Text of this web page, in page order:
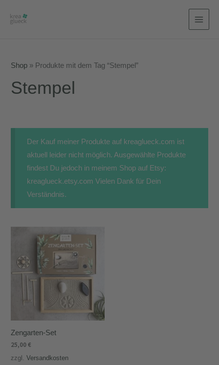
Inhalt
Shop » Produkte mit dem Tag “Stempel”
Stempel
Der Kauf meiner Produkte auf kreaglueck.com ist
aktuell leider nicht möglich. Ausgewählte Produkte
findest Du jedoch in meinem Shop auf Etsy:
kreaglueck.etsy.com Vielen Dank für Dein
Verständnis.
Zengarten-Set
25,00€
zzgl.Versandkosten